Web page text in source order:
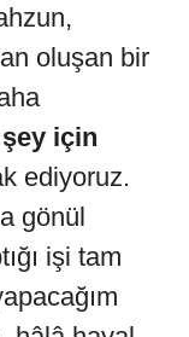
oluşan bir
için
ediyoruz.
gönül
işi tam